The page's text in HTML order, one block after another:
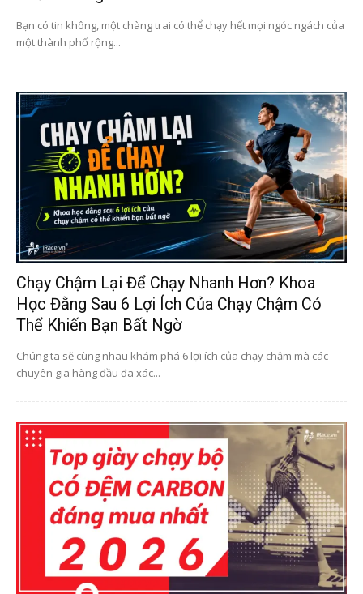
Bạn có tin không, một chàng trai có thể chạy hết mọi ngóc ngách của
một thành phố rộng...
Chạy Chậm Lại Để Chạy Nhanh Hơn? Khoa
Học Đằng Sau 6 Lợi Ích Của Chạy Chậm Có
Thể Khiến Bạn Bất Ngờ
Chúng ta sẽ cùng nhau khám phá 6 lợi ích của chạy chậm mà các
chuyên gia hàng đầu đã xác...